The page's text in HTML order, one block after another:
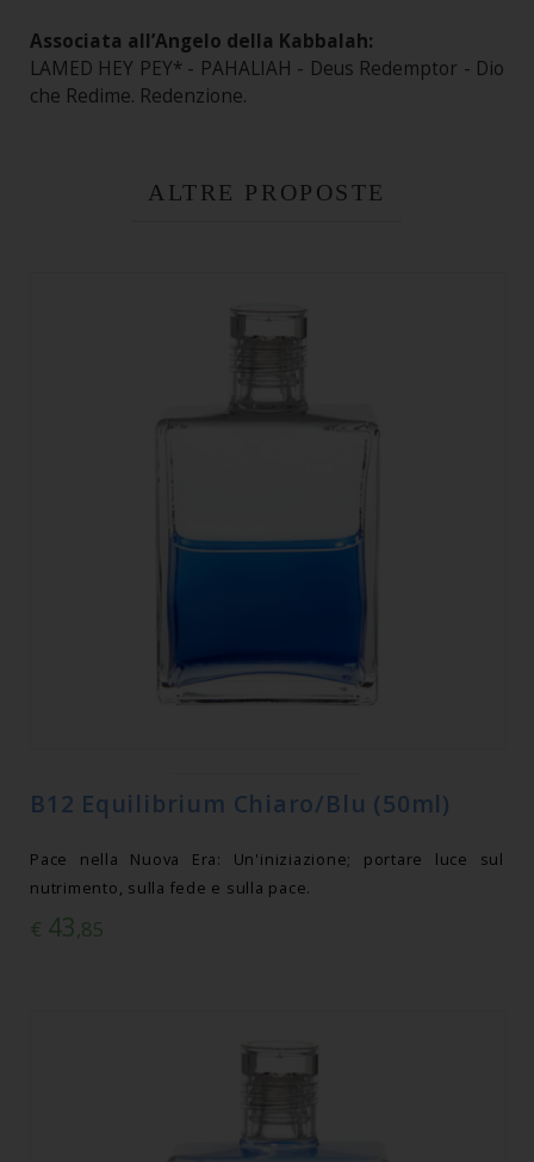
Associata all’Angelo della Kabbalah:
LAMED HEY PEY* - PAHALIAH - Deus Redemptor - Dio
che Redime. Redenzione.
ALTRE PROPOSTE
B12 Equilibrium Chiaro/Blu (50ml)
Pace nella Nuova Era: Un'iniziazione; portare luce sul
nutrimento, sulla fede e sulla pace.
€ 43,85